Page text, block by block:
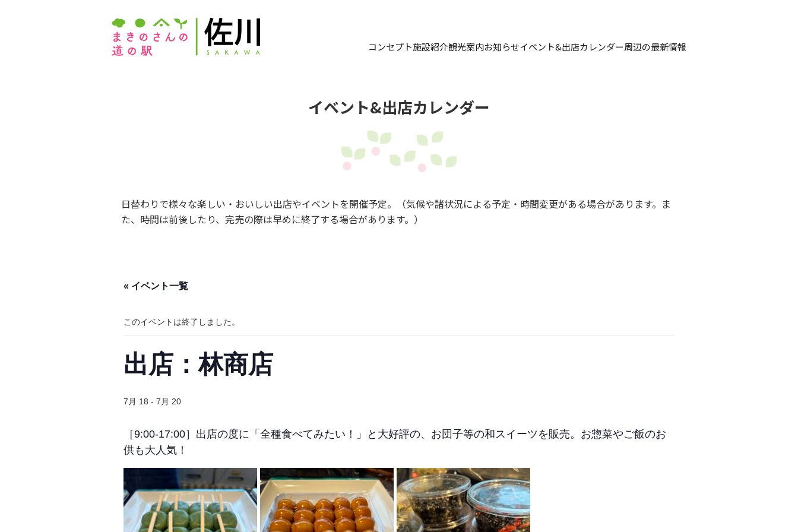
コンセプト施設紹介観光案内お知らせイベント&出店カレンダー周辺の最新情報
イベント&出店カレンダー
日替わりで様々な楽しい・おいしい出店やイベントを開催予定。（気候や諸状況による予定・時間変更がある場合があります。ま
た、時間は前後したり、完売の際は早めに終了する場合があります。）
« イベント一覧
このイベントは終了しました。
出店：林商店
7月 18 - 7月 20
［9:00-17:00］出店の度に「全種食べてみたい！」と大好評の、お団子等の和スイーツを販売。お惣菜やご飯のお
供も大人気！